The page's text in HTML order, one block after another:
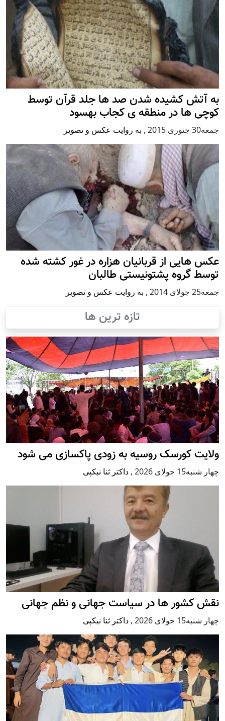
به آتش کشیده شدن صد ها جلد قرآن توسط
کوچی ها در منطقه ی کجاب بهسود
جمعه30 جنوری 2015 , به روایت عکس و تصویر
عکس هایی از قربانیان هزاره در غور کشته شده
توسط گروه پشتونیستی طالبان
جمعه25 جولای 2014 , به روایت عکس و تصویر
تازه ترین ها
ولایت کورسک روسیه به زودی پاکسازی می شود
چهار شنبه15 جولای 2026 , داکتر ثنا نیکپی
نقش کشور ها در سیاست جهانی و نظم جهانی
چهار شنبه15 جولای 2026 , داکتر ثنا نیکپی